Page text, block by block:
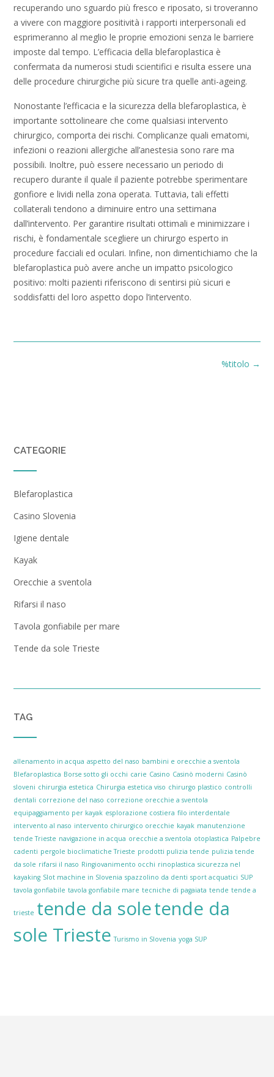
recuperando uno sguardo più fresco e riposato, si troveranno
a vivere con maggiore positività i rapporti interpersonali ed
esprimeranno al meglio le proprie emozioni senza le barriere
imposte dal tempo. L’efficacia della blefaroplastica è
confermata da numerosi studi scientifici e risulta essere una
delle procedure chirurgiche più sicure tra quelle anti-ageing.
Nonostante l’efficacia e la sicurezza della blefaroplastica, è
importante sottolineare che come qualsiasi intervento
chirurgico, comporta dei rischi. Complicanze quali ematomi,
infezioni o reazioni allergiche all’anestesia sono rare ma
possibili. Inoltre, può essere necessario un periodo di
recupero durante il quale il paziente potrebbe sperimentare
gonfiore e lividi nella zona operata. Tuttavia, tali effetti
collaterali tendono a diminuire entro una settimana
dall’intervento. Per garantire risultati ottimali e minimizzare i
rischi, è fondamentale scegliere un chirurgo esperto in
procedure facciali ed oculari. Infine, non dimentichiamo che la
blefaroplastica può avere anche un impatto psicologico
positivo: molti pazienti riferiscono di sentirsi più sicuri e
soddisfatti del loro aspetto dopo l’intervento.
%titolo →
CATEGORIE
Blefaroplastica
Casino Slovenia
Igiene dentale
Kayak
Orecchie a sventola
Rifarsi il naso
Tavola gonfiabile per mare
Tende da sole Trieste
TAG
allenamento in acqua aspetto del naso bambini e orecchie a sventola
Blefaroplastica Borse sotto gli occhi carie Casino Casinò moderni Casinò
sloveni chirurgia estetica Chirurgia estetica viso chirurgo plastico controlli
dentali correzione del naso correzione orecchie a sventola
equipaggiamento per kayak esplorazione costiera filo interdentale
intervento al naso intervento chirurgico orecchie kayak manutenzione
tende Trieste navigazione in acqua orecchie a sventola otoplastica Palpebre
cadenti pergole bioclimatiche Trieste prodotti pulizia tende pulizia tende
da sole rifarsi il naso Ringiovanimento occhi rinoplastica sicurezza nel
kayaking Slot machine in Slovenia spazzolino da denti sport acquatici SUP
tavola gonfiabile tavola gonfiabile mare tecniche di pagaiata tende tende a
trieste tende da soletende da
sole Trieste Turismo in Slovenia yoga SUP